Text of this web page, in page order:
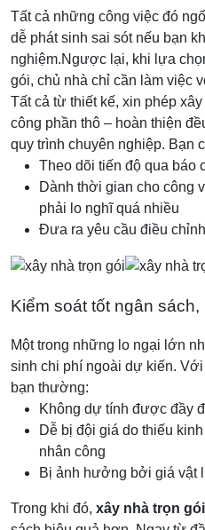
Tất cả những công việc đó
dễ phát sinh sai sót nếu bạn
nghiệm.Ngược lại, khi lựa
gói, chủ nhà chỉ cần làm việc
Tất cả từ thiết kế, xin phép
công phần thô – hoàn thiện
quy trình chuyên nghiệp. Bạn
Theo dõi tiến độ qua báo
Dành thời gian cho công
phải lo nghĩ quá nhiều
Đưa ra yêu cầu điều
Kiểm soát tốt ngân
Một trong những lo ngại lớn
sinh chi phí ngoài dự kiến.
bạn thường:
Không dự tính được đầy
Dễ bị đội giá do thiếu
nhân công
Bị ảnh hưởng bởi giá vật
Trong khi đó, xây nhà trọn gói